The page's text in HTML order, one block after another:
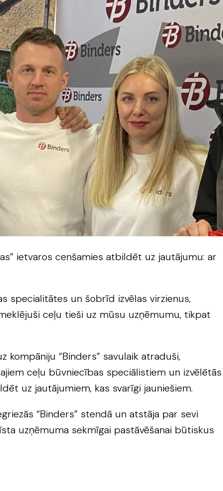
ietvaros cenšamies atbildēt uz jautājumu: ar
specialitātes un šobrīd izvēlas virzienus,
ceļu tieši uz mūsu uzņēmumu, tikpat
“Binders” savulaik atraduši,
ceļu būvniecības speciālistiem un izvēlētās
uz jautājumiem, kas svarīgi jauniešiem.
“Binders” stendā un atstāja par sevi
uzņēmuma sekmīgai pastāvēšanai būtiskus